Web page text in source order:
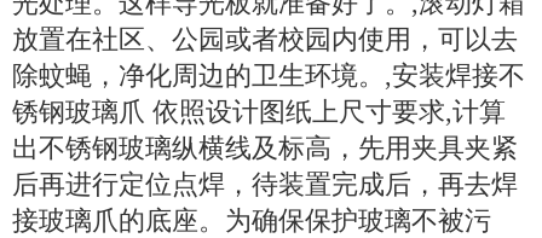
放置在社区、公园或者校园内使用，可以去
除蚊蝇，净化周边的卫生环境。,安装焊接不
锈钢玻璃爪 依照设计图纸上尺寸要求,计算
出不锈钢玻璃纵横线及标高，先用夹具夹紧
后再进行定位点焊，待装置完成后，再去焊
接玻璃爪的底座。为确保保护玻璃不被污